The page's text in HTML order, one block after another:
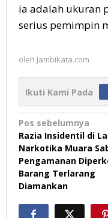
ia adalah ukuran
serius pemimpin
oleh Jambikata.com
Ikuti Kami Pada
Navigasi
pos
Pos sebelumnya
Razia Insidentil di
Narkotika Muara
Pengamanan
Barang Terlarang
Diamankan